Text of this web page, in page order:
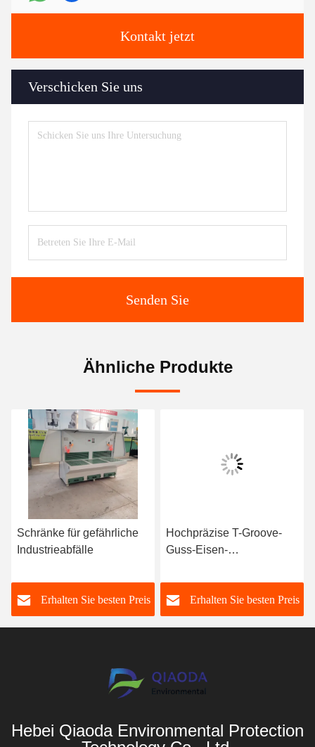
Kontakt jetzt
Verschicken Sie uns
Senden Sie
Ähnliche Produkte
Schränke für gefährliche
Industrieabfälle
Erhalten Sie besten Preis
Hochpräzise T-Groove-
Guss-Eisen-
die Automobilindustrie
Erhalten Sie besten Preis
Hebei Qiaoda Environmental Protection